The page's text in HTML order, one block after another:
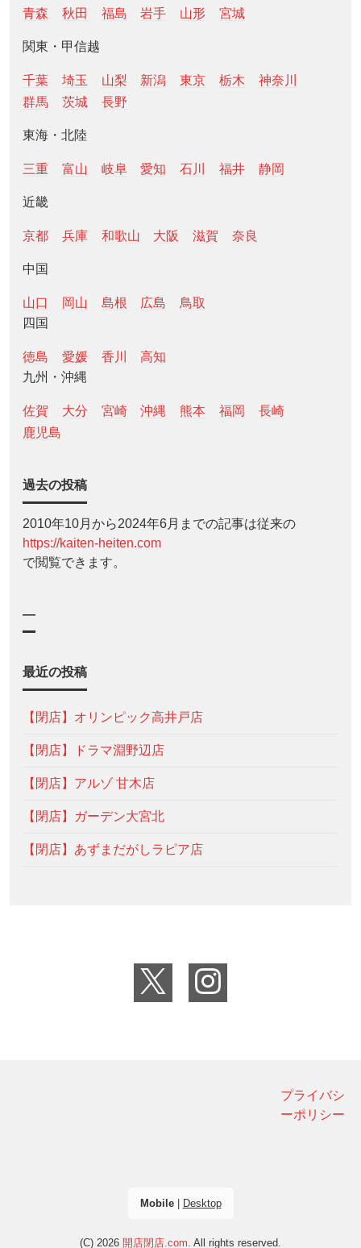
青森 秋田 福島 岩手 山形 宮城
関東・甲信越
千葉 埼玉 山梨 新潟 東京 栃木
神奈川
群馬
茨城 長野
東海・北陸
三重 富山 岐阜 愛知 石川 福井 静岡
近畿
京都 兵庫 和歌山 大阪 滋賀 奈良
中国
山口 岡山 島根 広島
鳥取
四国
徳島 愛媛 香川
高知
九州・沖縄
佐賀 大分 宮崎 沖縄 熊本 福岡
長崎
鹿児島
過去の投稿
2010年10月から2024年6月までの記事は従来の
https://kaiten-heiten.com
で閲覧できます。
—
最近の投稿
【閉店】オリンピック高井戸店
【閉店】ドラマ淵野辺店
【閉店】アルゾ 甘木店
【閉店】ガーデン大宮北
【閉店】あずまだがしラピア店
プライバシ
ーポリシー
Mobile| Desktop
(C) 2026 開店閉店.com . All rights reserved.